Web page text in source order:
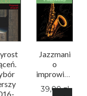
Jazzmani
o
39,00 zł